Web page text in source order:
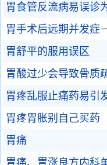
胃食管反流病易误诊
胃手术后远期并发症
胃舒平的服用误区
胃酸过少会导致骨质
胃疼乱服止痛药易引
胃疼胃胀别自己买药
胃痛
胃痛、胃涨良方内科